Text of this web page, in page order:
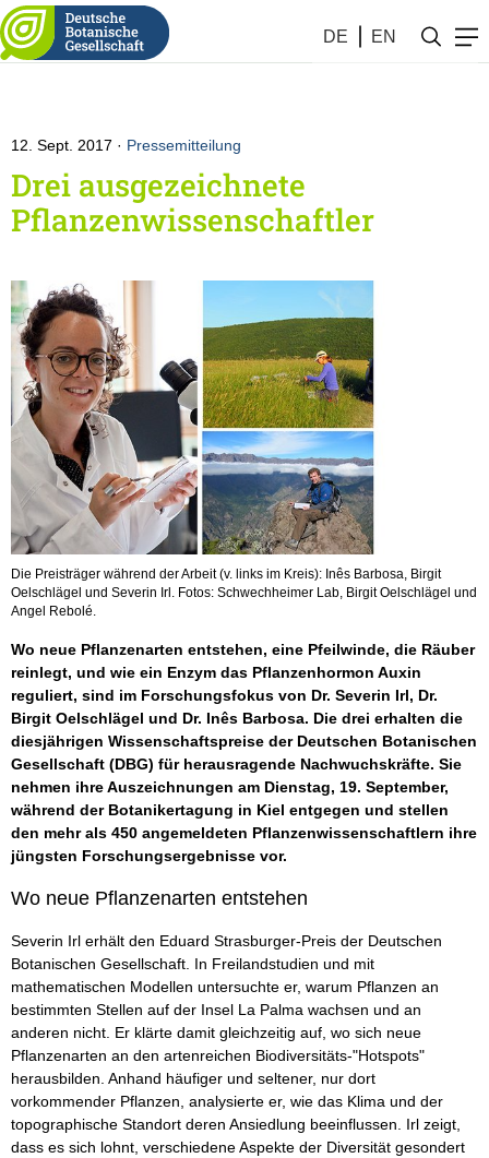
DE EN
12. Sept. 2017 Pressemitteilung
Drei ausgezeichnete
Pflanzenwissenschaftler
Die Preisträger während der Arbeit (v. links im Kreis): Inês Barbosa, Birgit
Oelschlägel und Severin Irl. Fotos: Schwechheimer Lab, Birgit Oelschlägel und
Angel Rebolé.
Wo neue Pflanzenarten entstehen, eine Pfeilwinde, die Räuber
reinlegt, und wie ein Enzym das Pflanzenhormon Auxin
reguliert, sind im Forschungsfokus von Dr. Severin Irl, Dr.
Birgit Oelschlägel und Dr. Inês Barbosa. Die drei erhalten die
diesjährigen Wissenschaftspreise der Deutschen Botanischen
Gesellschaft (DBG) für herausragende Nachwuchskräfte. Sie
nehmen ihre Auszeichnungen am Dienstag, 19. September,
während der Botanikertagung in Kiel entgegen und stellen
den mehr als 450 angemeldeten Pflanzenwissenschaftlern ihre
jüngsten Forschungsergebnisse vor.
Wo neue Pflanzenarten entstehen
Severin Irl erhält den Eduard Strasburger-Preis der Deutschen
Botanischen Gesellschaft. In Freilandstudien und mit
mathematischen Modellen untersuchte er, warum Pflanzen an
bestimmten Stellen auf der Insel La Palma wachsen und an
anderen nicht. Er klärte damit gleichzeitig auf, wo sich neue
Pflanzenarten an den artenreichen Biodiversitäts-"Hotspots"
herausbilden. Anhand häufiger und seltener, nur dort
vorkommender Pflanzen, analysierte er, wie das Klima und der
topographische Standort deren Ansiedlung beeinflussen. Irl zeigt,
dass es sich lohnt, verschiedene Aspekte der Diversität gesondert